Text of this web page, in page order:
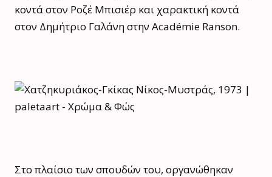
κοντά στον Ροζέ Μπισιέρ και χαρακτική κοντά
στον Δημήτριο Γαλάνη στην Académie Ranson.
Στο πλαίσιο των σπουδών του, οργανώθηκαν